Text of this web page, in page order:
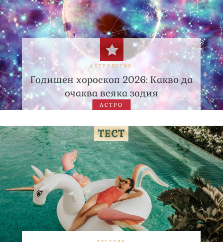
АСТРОЛОГИЯ
Годишен хороскоп 2026: Какво да
очаква всяка зодия
АСТРО